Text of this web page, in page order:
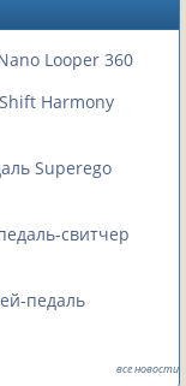
Looper 360
Harmony
Superego
свитчер
педаль
все новости